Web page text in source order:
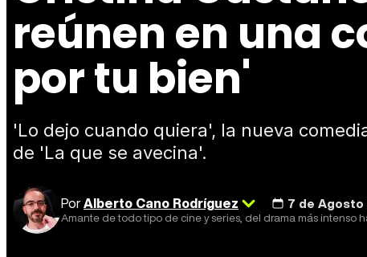
reúnen en una
por tu bien'
'Lo dejo cuando quiera', la nueva
de 'La que se avecina'.
PorAlberto Cano Rodríguez 7 de Agosto
Amante de todo tipo de cine y series, del drama más intenso